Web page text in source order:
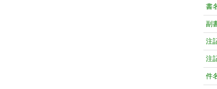
書
副
注
注
件